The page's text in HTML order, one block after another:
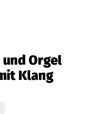
Orgel
Klang